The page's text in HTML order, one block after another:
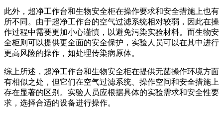
此外，超净工作台和生物安全柜在操作要求和安全措施上也有
所不同。由于超净工作台的空气过滤系统相对较弱，因此在操
作过程中需要更加小心谨慎，以避免污染实验材料。而生物安
全柜则可以提供更全面的安全保护，实验人员可以在其中进行
更高风险的操作，如处理传染病原体。
综上所述，超净工作台和生物安全柜在提供无菌操作环境方面
有相似之处，但它们在空气过滤系统、操作空间和安全措施上
存在显著的区别。实验人员应根据具体的实验需求和安全性要
求，选择合适的设备进行操作。